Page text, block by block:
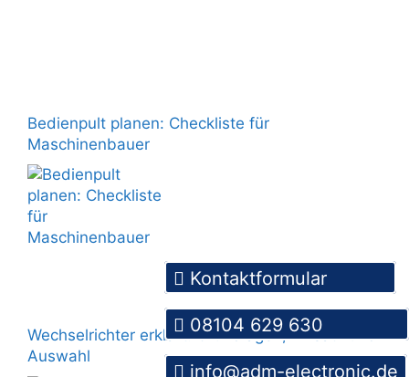
Kontaktformular
08104 629 630
info@adm-electronic.de
Bedienpult planen: Checkliste für
Maschinenbauer
Wechselrichter erklärt: Grundlagen, Einsatz und
Auswahl